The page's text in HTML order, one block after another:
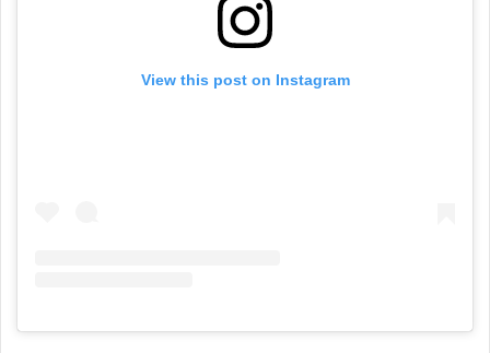
View this post on Instagram